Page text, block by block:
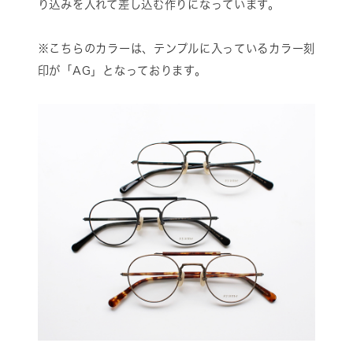
り込みを入れて差し込む作りになっています。
※こちらのカラーは、テンプルに入っているカラー刻
印が「AG」となっております。